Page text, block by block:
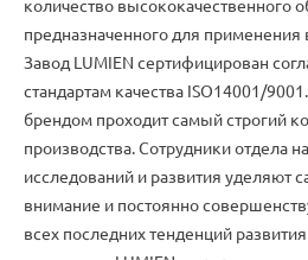
количество высококачественного
предназначенного для применения
Завод LUMIEN сертифицирован
стандартам качества ISO14001/
брендом проходит самый строгий
производства. Сотрудники отдела
исследований и развития уделяют
внимание и постоянно
всех последних тенденций развития